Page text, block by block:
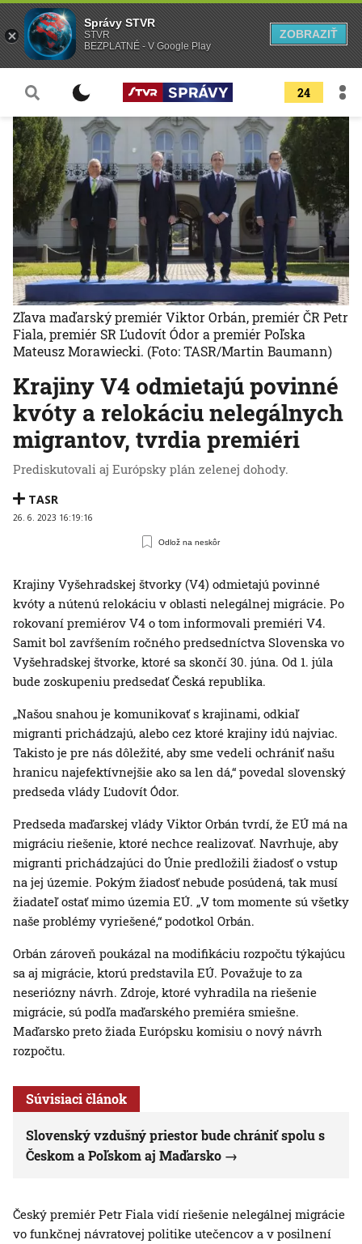
24
Krajiny V4 odmietajú povinné
kvóty a relokáciu nelegálnych
migrantov, tvrdia premiéri
Prediskutovali aj Európsky plán zelenej dohody.
TASR
26. 6. 2023 16:19:16
Odlož na neskôr
Zľava maďarský premiér Viktor Orbán, premiér ČR Petr
Fiala, premiér SR Ľudovít Ódor a premiér Poľska
Mateusz Morawiecki. (Foto: TASR/Martin Baumann)
Krajiny Vyšehradskej štvorky (V4) odmietajú povinné
kvóty a nútenú relokáciu v oblasti nelegálnej migrácie. Po
rokovaní premiérov V4 o tom informovali premiéri V4.
Samit bol zavŕšením ročného predsedníctva Slovenska vo
Vyšehradskej štvorke, ktoré sa skončí 30. júna. Od 1. júla
bude zoskupeniu predsedať Česká republika.
„Našou snahou je komunikovať s krajinami, odkiaľ
migranti prichádzajú, alebo cez ktoré krajiny idú najviac.
Takisto je pre nás dôležité, aby sme vedeli ochrániť našu
hranicu najefektívnejšie ako sa len dá,“ povedal slovenský
predseda vlády Ľudovít Ódor.
Predseda maďarskej vlády Viktor Orbán tvrdí, že EÚ má na
migráciu riešenie, ktoré nechce realizovať. Navrhuje, aby
migranti prichádzajúci do Únie predložili žiadosť o vstup
na jej územie. Pokým žiadosť nebude posúdená, tak musí
žiadateľ ostať mimo územia EÚ. „V tom momente sú všetky
naše problémy vyriešené,“ podotkol Orbán.
Orbán zároveň poukázal na modifikáciu rozpočtu týkajúcu
sa aj migrácie, ktorú predstavila EÚ. Považuje to za
neseriózny návrh. Zdroje, ktoré vyhradila na riešenie
migrácie, sú podľa maďarského premiéra smiešne.
Maďarsko preto žiada Európsku komisiu o nový návrh
rozpočtu.
Súvisiaci článok
Slovenský vzdušný priestor bude chrániť spolu s
Českom a Poľskom aj Maďarsko
Český premiér Petr Fiala vidí riešenie nelegálnej migrácie
vo funkčnej návratovej politike utečencov a v posilnení
Správy STVR
STVR
BEZPLATNÉ - V Google Play
ZOBRAZIŤ